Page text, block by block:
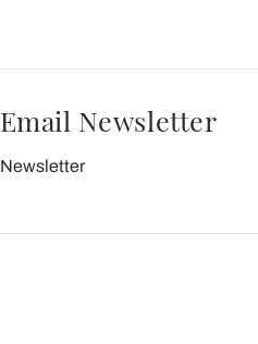
Email Newsletter
Newsletter